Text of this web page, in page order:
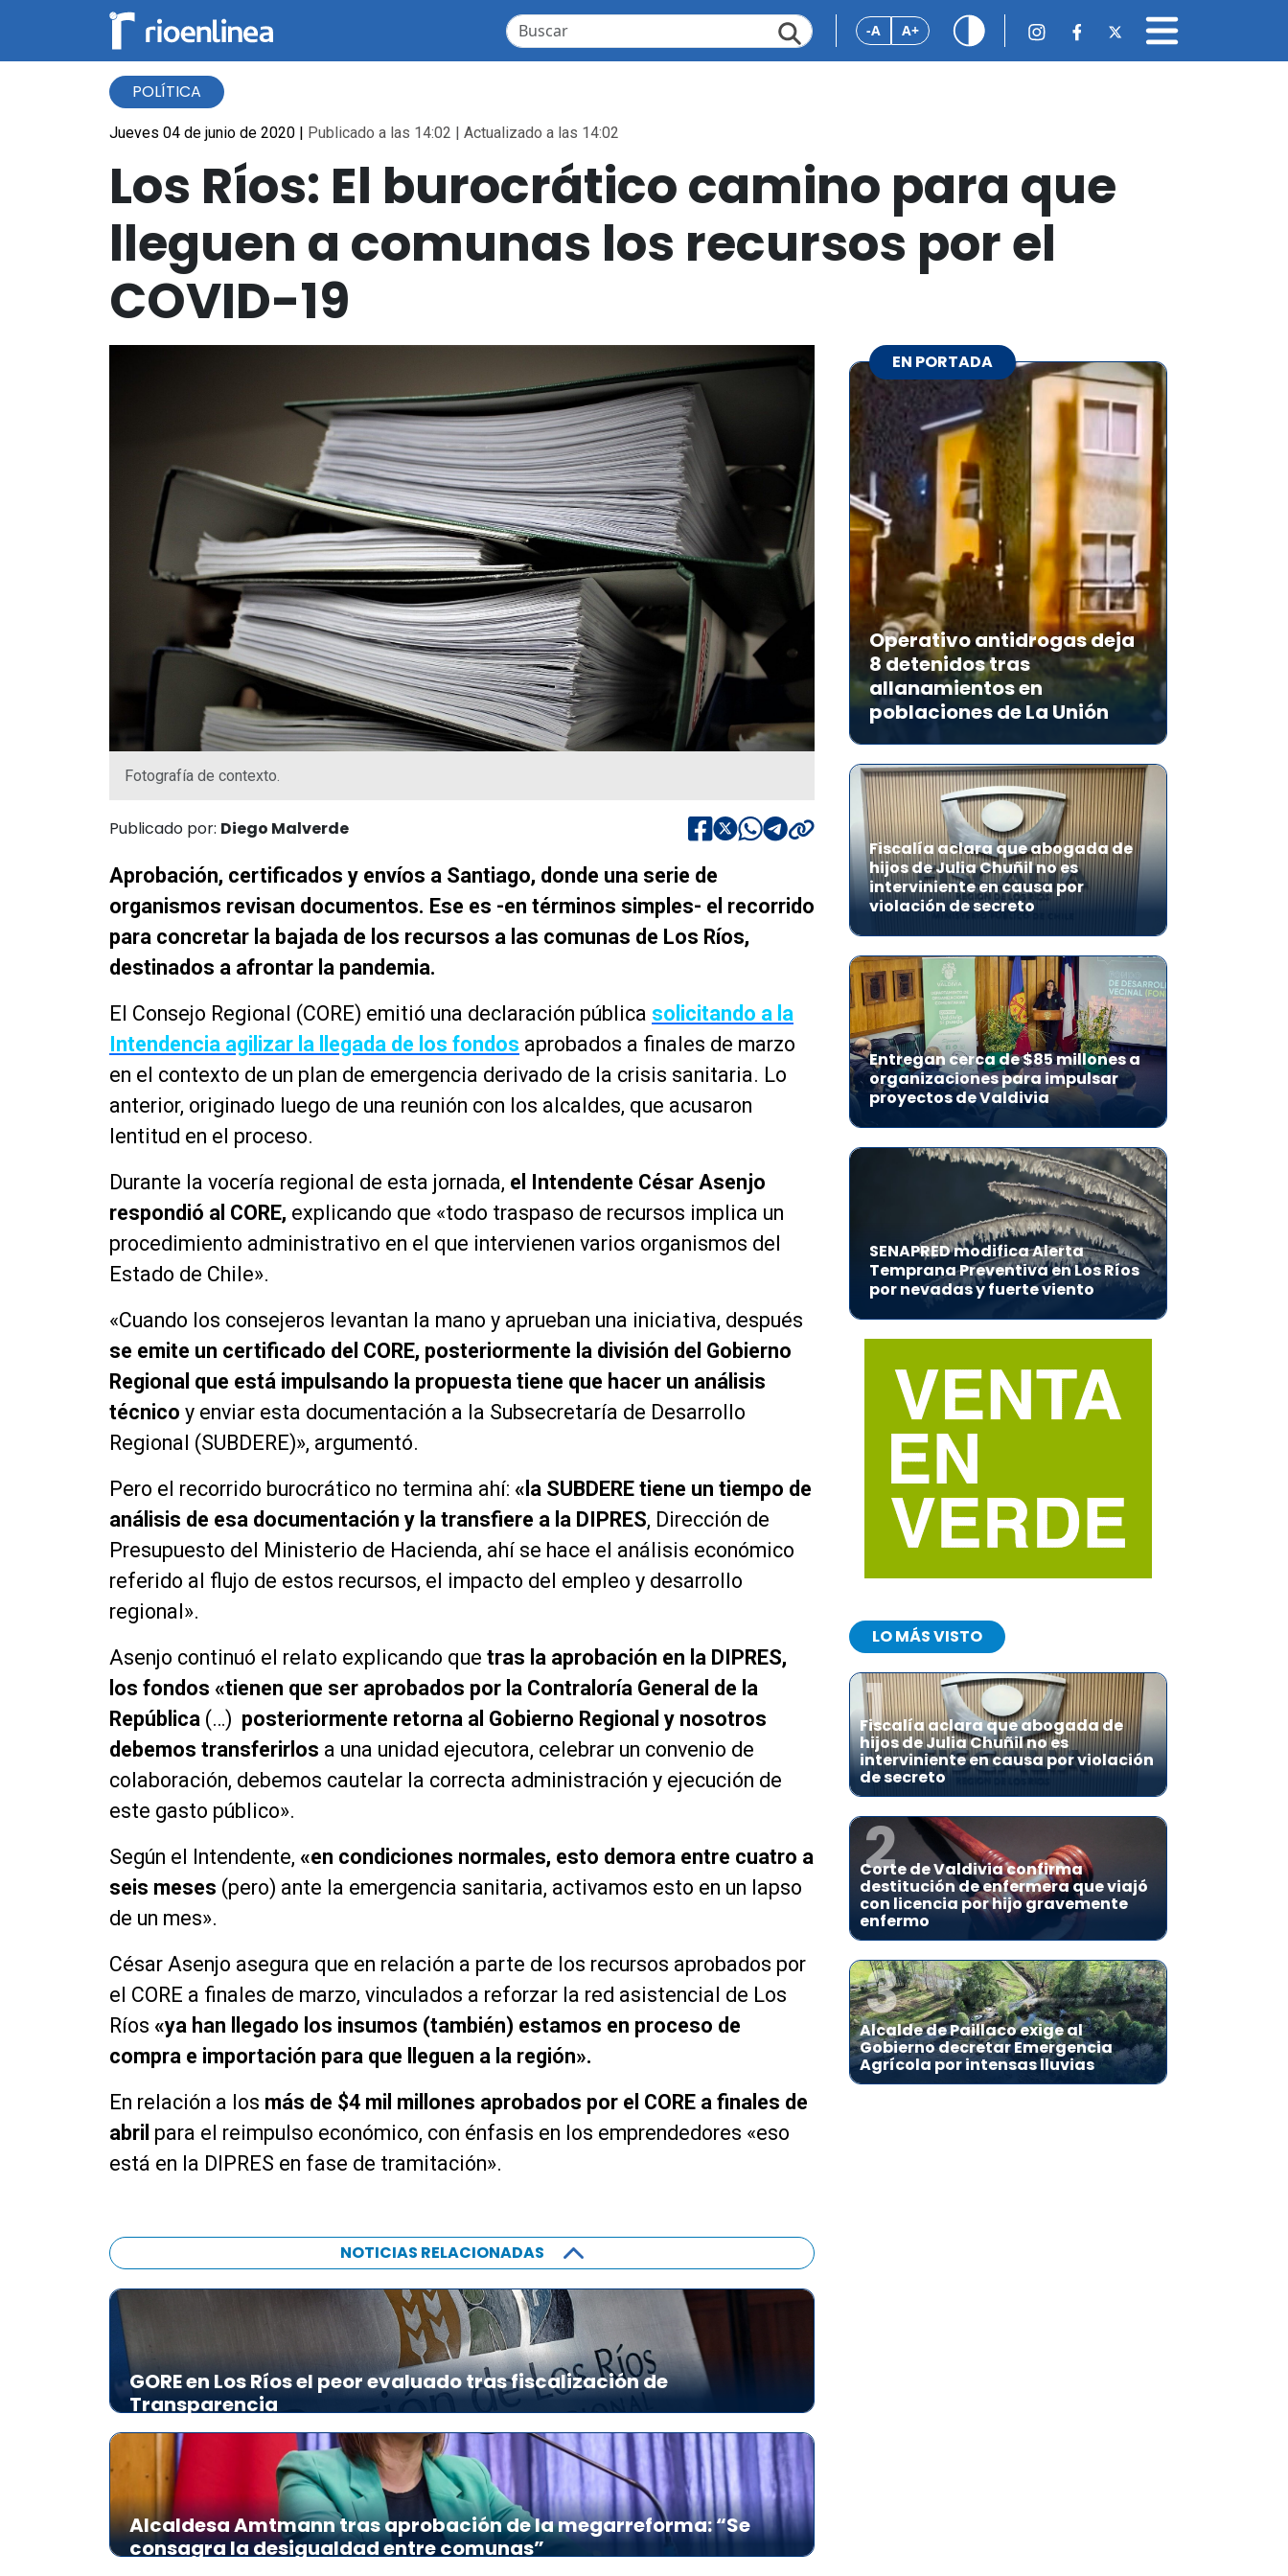
-A A+
POLÍTICA
Jueves 04 de junio de 2020 | Publicado a las 14:02 | Actualizado a las 14:02
Los Ríos: El burocrático camino para que
lleguen a comunas los recursos por el
COVID-19
Fotografía de contexto.
Publicado por: Diego Malverde
Aprobación, certificados y envíos a Santiago, donde una serie de
organismos revisan documentos. Ese es -en términos simples- el recorrido
para concretar la bajada de los recursos a las comunas de Los Ríos,
destinados a afrontar la pandemia.
El Consejo Regional (CORE) emitió una declaración pública solicitando a la
Intendencia agilizar la llegada de los fondos aprobados a finales de marzo
en el contexto de un plan de emergencia derivado de la crisis sanitaria. Lo
anterior, originado luego de una reunión con los alcaldes, que acusaron
lentitud en el proceso.
Durante la vocería regional de esta jornada, el Intendente César Asenjo
respondió al CORE, explicando que «todo traspaso de recursos implica un
procedimiento administrativo en el que intervienen varios organismos del
Estado de Chile».
«Cuando los consejeros levantan la mano y aprueban una iniciativa, después
se emite un certificado del CORE, posteriormente la división del Gobierno
Regional que está impulsando la propuesta tiene que hacer un análisis
técnico y enviar esta documentación a la Subsecretaría de Desarrollo
Regional (SUBDERE)», argumentó.
Pero el recorrido burocrático no termina ahí: «la SUBDERE tiene un tiempo de
análisis de esa documentación y la transfiere a la DIPRES, Dirección de
Presupuesto del Ministerio de Hacienda, ahí se hace el análisis económico
referido al flujo de estos recursos, el impacto del empleo y desarrollo
regional».
Asenjo continuó el relato explicando que tras la aprobación en la DIPRES,
los fondos «tienen que ser aprobados por la Contraloría General de la
República (…) posteriormente retorna al Gobierno Regional y nosotros
debemos transferirlos a una unidad ejecutora, celebrar un convenio de
colaboración, debemos cautelar la correcta administración y ejecución de
este gasto público».
Según el Intendente, «en condiciones normales, esto demora entre cuatro a
seis meses (pero) ante la emergencia sanitaria, activamos esto en un lapso
de un mes».
César Asenjo asegura que en relación a parte de los recursos aprobados por
el CORE a finales de marzo, vinculados a reforzar la red asistencial de Los
Ríos «ya han llegado los insumos (también) estamos en proceso de
compra e importación para que lleguen a la región».
En relación a los más de $4 mil millones aprobados por el CORE a finales de
abril para el reimpulso económico, con énfasis en los emprendedores «eso
está en la DIPRES en fase de tramitación».
NOTICIAS RELACIONADAS
GORE en Los Ríos el peor evaluado tras fiscalización de
Transparencia
Alcaldesa Amtmann tras aprobación de la megarreforma: “Se
consagra la desigualdad entre comunas”
EN PORTADA
Operativo antidrogas deja
8 detenidos tras
allanamientos en
poblaciones de La Unión
Fiscalía aclara que abogada de
hijos de Julia Chuñil no es
interviniente en causa por
violación de secreto
Entregan cerca de $85 millones a
organizaciones para impulsar
proyectos de Valdivia
SENAPRED modifica Alerta
Temprana Preventiva en Los Ríos
por nevadas y fuerte viento
LO MÁS VISTO
1
Fiscalía aclara que abogada de
hijos de Julia Chuñil no es
interviniente en causa por violación
de secreto
2
Corte de Valdivia confirma
destitución de enfermera que viajó
con licencia por hijo gravemente
enfermo
3
Alcalde de Paillaco exige al
Gobierno decretar Emergencia
Agrícola por intensas lluvias